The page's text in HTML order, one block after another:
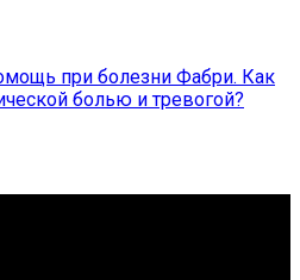
при болезни Фабри. Как
болью и тревогой?